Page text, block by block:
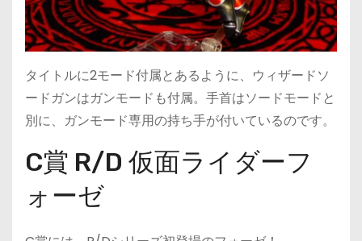
タイトルに2モード付属とあるように、ウィザードソ
ードガンはガンモードも付属。手首はソードモードと
別に、ガンモード専用の持ち手が付いているのです。
C賞 R/D 仮面ライダーフ
ォーゼ